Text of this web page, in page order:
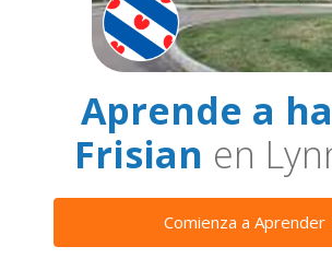
Aprende a
Frisian en
Comienza a Aprender